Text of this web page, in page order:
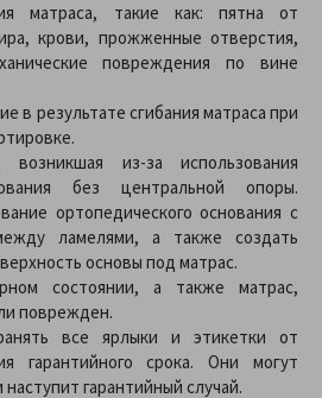
матраса, такие как: пятна от
крови, прожженные отверстия,
повреждения по вине
в результате сгибания матраса при
из-за использования
без центральной опоры.
ортопедического основания с
ламелями, а также создать
основы под матрас.
состоянии, а также матрас,
поврежден.
все ярлыки и этикетки от
гарантийного срока. Они могут
гарантийный случай.